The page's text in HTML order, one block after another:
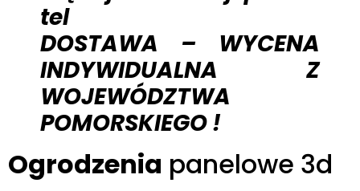
tel
DOSTAWA – WYCENA
INDYWIDUALNA Z
WOJEWÓDZTWA
POMORSKIEGO !
Ogrodzenia panelowe 3d